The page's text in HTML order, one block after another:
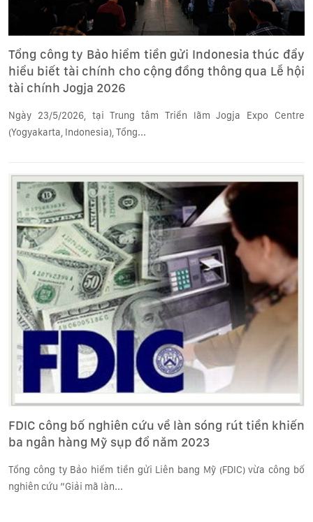
Tổng công ty Bảo hiểm tiền gửi Indonesia thúc đẩy
hiểu biết tài chính cho cộng đồng thông qua Lễ hội
tài chính Jogja 2026
Ngày 23/5/2026, tại Trung tâm Triển lãm Jogja Expo Centre
(Yogyakarta, Indonesia), Tổng...
FDIC công bố nghiên cứu về làn sóng rút tiền khiến
ba ngân hàng Mỹ sụp đổ năm 2023
Tổng công ty Bảo hiểm tiền gửi Liên bang Mỹ (FDIC) vừa công bố
nghiên cứu “Giải mã làn...